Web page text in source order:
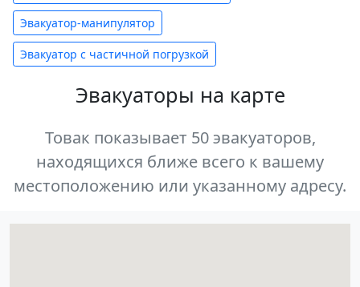
Эвакуатор-манипулятор
Эвакуатор с частичной погрузкой
Эвакуаторы на карте
Товак показывает 50 эвакуаторов,
находящихся ближе всего к вашему
местоположению или указанному адресу.